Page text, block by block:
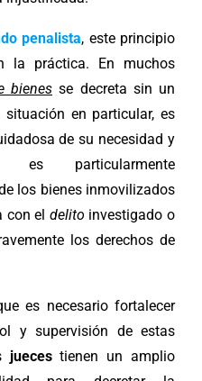
penalista, este principio
la práctica. En muchos
bienes se decreta sin un
en particular, es
de su necesidad y
es particularmente
los bienes inmovilizados
con el delito investigado o
los derechos de
es necesario fortalecer
y supervisión de estas
juecestienen un amplio